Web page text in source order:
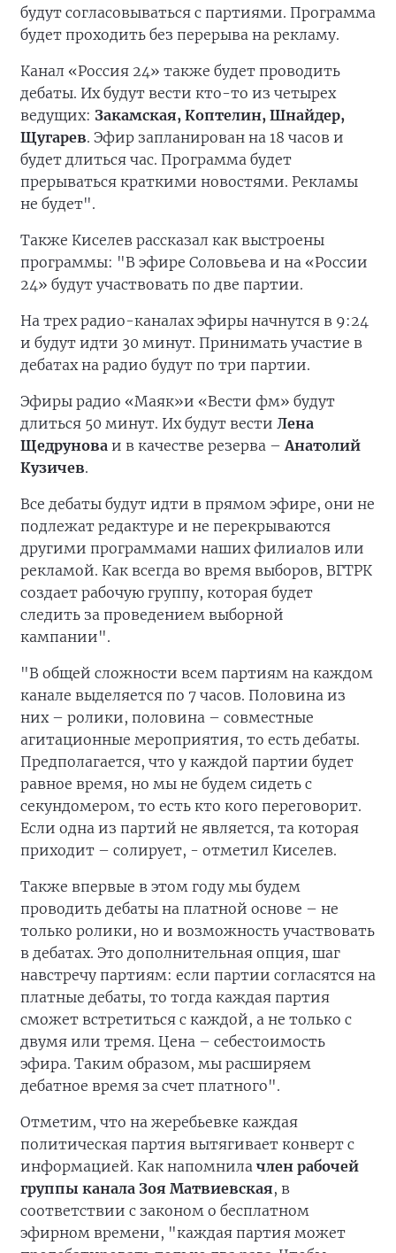
будут согласовываться с партиями. Программа
будет проходить без перерыва на рекламу.
Канал «Россия 24» также будет проводить
дебаты. Их будут вести кто-то из четырех
ведущих: Закамская, Коптелин, Шнайдер,
Щугарев. Эфир запланирован на 18 часов и
будет длиться час. Программа будет
прерываться краткими новостями. Рекламы
не будет".
Также Киселев рассказал как выстроены
программы: "В эфире Соловьева и на «России
24» будут участвовать по две партии.
На трех радио-каналах эфиры начнутся в 9:24
и будут идти 30 минут. Принимать участие в
дебатах на радио будут по три партии.
Эфиры радио «Маяк»и «Вести фм» будут
длиться 50 минут. Их будут вести Лена
Щедрунова и в качестве резерва –Анатолий
Кузичев.
Все дебаты будут идти в прямом эфире, они не
подлежат редактуре и не перекрываются
другими программами наших филиалов или
рекламой. Как всегда во время выборов, ВГТРК
создает рабочую группу, которая будет
следить за проведением выборной
кампании".
"В общей сложности всем партиям на каждом
канале выделяется по 7 часов. Половина из
них – ролики, половина – совместные
агитационные мероприятия, то есть дебаты.
Предполагается, что у каждой партии будет
равное время, но мы не будем сидеть с
секундомером, то есть кто кого переговорит.
Если одна из партий не является, та которая
приходит – солирует, - отметил Киселев.
Также впервые в этом году мы будем
проводить дебаты на платной основе – не
только ролики, но и возможность участвовать
в дебатах. Это дополнительная опция, шаг
навстречу партиям: если партии согласятся на
платные дебаты, то тогда каждая партия
сможет встретиться с каждой, а не только с
двумя или тремя. Цена – себестоимость
эфира. Таким образом, мы расширяем
дебатное время за счет платного".
Отметим, что на жеребьевке каждая
политическая партия вытягивает конверт с
информацией. Как напомнила член рабочей
группы канала Зоя Матвиевская, в
соответствии с законом о бесплатном
эфирном времени, "каждая партия может